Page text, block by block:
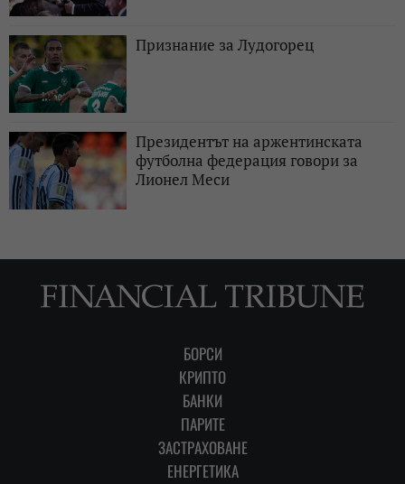
Признание за Лудогорец
Президентът на аржентинската
футболна федерация говори за
Лионел Меси
БОРСИ
КРИПТО
БАНКИ
ПАРИТЕ
ЗАСТРАХОВАНЕ
ЕНЕРГЕТИКА